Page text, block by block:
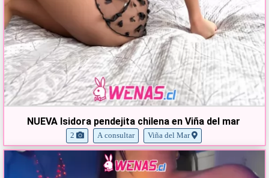
NUEVA Isidora pendejita chilena en Viña del mar
2 A consultar Viña del Mar